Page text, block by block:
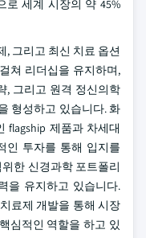
로 세계 시장의 약 45%
, 그리고 최신 치료 옵션
쳐 리더십을 유지하며,
, 그리고 원격 정신의학
형성하고 있습니다. 화
flagship 제품과 차세대
인 투자를 통해 입지를
한 신경과학 포트폴리
을 유지하고 있습니다.
료제 개발을 통해 시장
심적인 역할을 하고 있